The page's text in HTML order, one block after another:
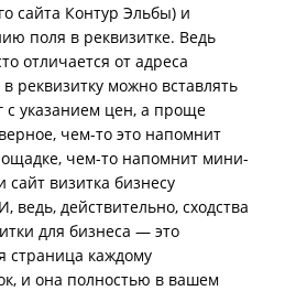
сайта Контур Эльбы) и
поля в реквизитке. Ведь
отличается от адреса
реквизитку можно вставлять
с указанием цен, а проще
чем-то это напомнит
чем-то напомнит мини-
сайт визитка бизнесу
ведь, действительно, сходства
для бизнеса — это
страница каждому
и она полностью в вашем